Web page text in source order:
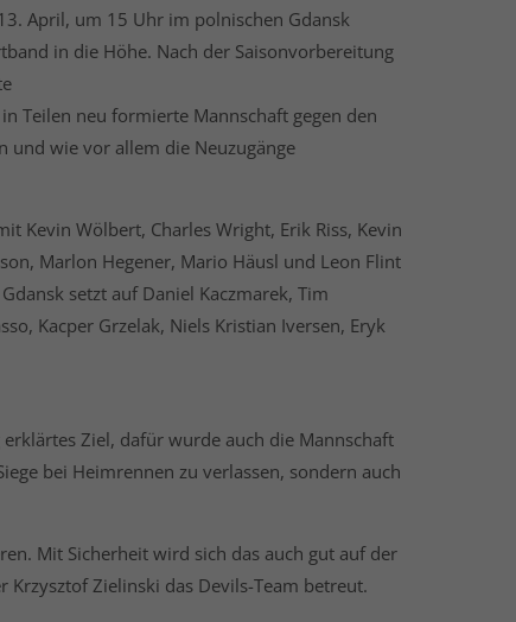
April, um 15 Uhr im polnischen Gdansk
in die Höhe. Nach der Saisonvorbereitung
Teilen neu formierte Mannschaft gegen den
und wie vor allem die Neuzugänge
Kevin Wölbert, Charles Wright, Erik Riss, Kevin
Marlon Hegener, Mario Häusl und Leon Flint
setzt auf Daniel Kaczmarek, Tim
Kacper Grzelak, Niels Kristian Iversen, Eryk
Ziel, dafür wurde auch die Mannschaft
bei Heimrennen zu verlassen, sondern auch
Mit Sicherheit wird sich das auch gut auf der
Krzysztof Zielinski das Devils-Team betreut.